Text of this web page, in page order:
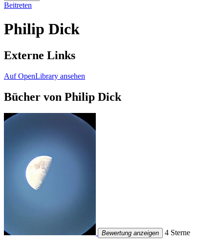
Beitreten
Philip Dick
Externe Links
Auf OpenLibrary ansehen
Bücher von Philip Dick
Bewertung anzeigen 4 Sterne